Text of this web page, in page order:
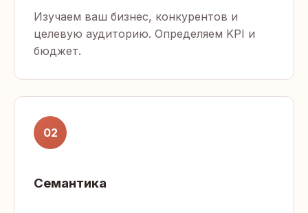
Изучаем ваш бизнес, конкурентов и
целевую аудиторию. Определяем KPI и
бюджет.
02
Семантика